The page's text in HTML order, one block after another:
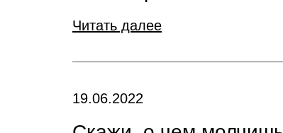
Читать далее
19.06.2022